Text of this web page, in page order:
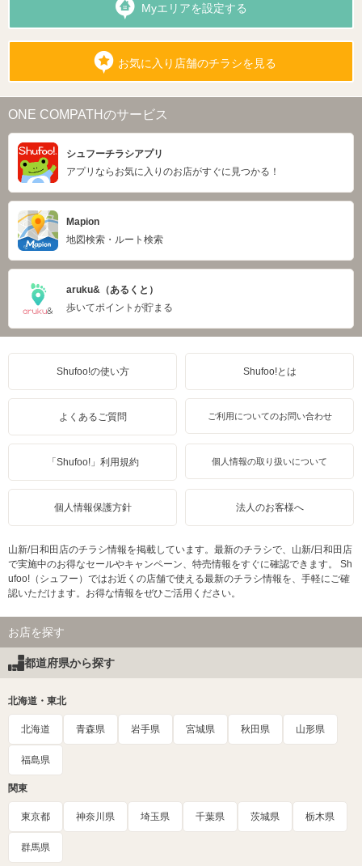
Myエリアを設定する
お気に入り店舗のチラシを見る
ONE COMPATHのサービス
シュフーチラシアプリ
アプリならお気に入りのお店がすぐに見つかる！
Mapion
地図検索・ルート検索
aruku&（あるくと）
歩いてポイントが貯まる
Shufoo!の使い方 Shufoo!とは
よくあるご質問 ご利用についてのお問い合わせ
「Shufoo!」利用規約 個人情報の取り扱いについて
個人情報保護方針 法人のお客様へ
山新/日和田店のチラシ情報を掲載しています。最新のチラシで、山新/日和田店
で実施中のお得なセールやキャンペーン、特売情報をすぐに確認できます。 Sh
ufoo!（シュフー）ではお近くの店舗で使える最新のチラシ情報を、手軽にご確
認いただけます。お得な情報をぜひご活用ください。
お店を探す
都道府県から探す
北海道・東北
北海道 青森県 岩手県 宮城県 秋田県 山形県
福島県
関東
東京都 神奈川県 埼玉県 千葉県 茨城県 栃木県
群馬県